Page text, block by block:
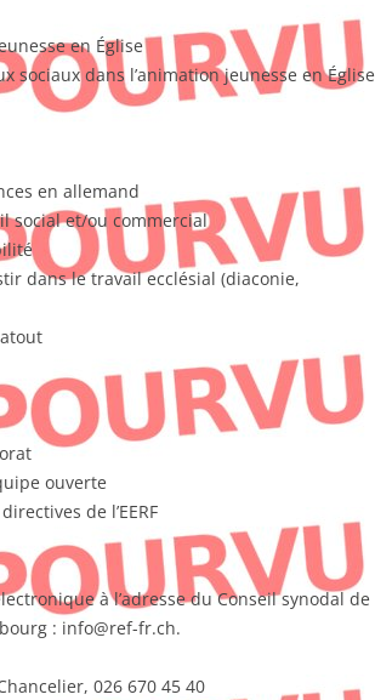
en Église
sociaux dans l’animation jeunesse en Église
en allemand
social et/ou commercial
dans le travail ecclésial (diaconie,
ouverte
de l’EERF
à l’adresse du Conseil synodal de
: info@ref-fr.ch.
026 670 45 40